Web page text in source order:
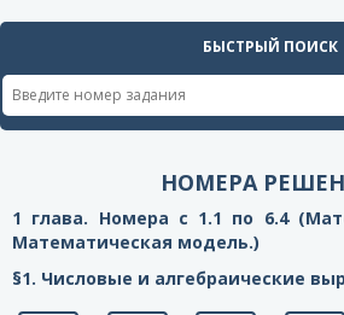
БЫСТРЫЙ ПОИСК
НОМЕРА
1 глава. Номера с 1.1 по 6.4
Математическая модель.)
§1. Числовые и алгебраические